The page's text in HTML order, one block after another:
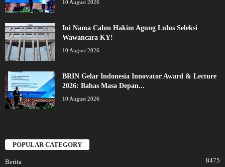
10 August 2026
Ini Nama Calon Hakim Agung Lulus Seleksi
Wawancara KY!
10 August 2026
BRIN Gelar Indonesia Innovator Award & Lecture
2026: Bahas Masa Depan...
10 August 2026
POPULAR CATEGORY
Berita 8475